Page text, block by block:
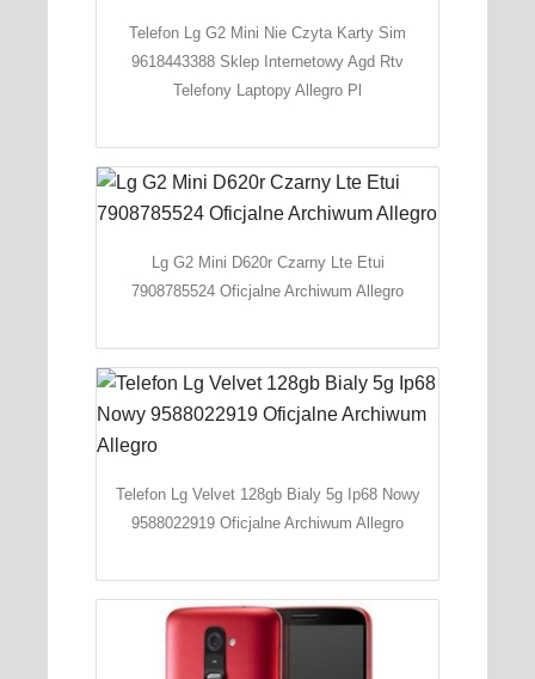
Telefon Lg G2 Mini Nie Czyta Karty Sim
9618443388 Sklep Internetowy Agd Rtv
Telefony Laptopy Allegro Pl
Lg G2 Mini D620r Czarny Lte Etui
7908785524 Oficjalne Archiwum Allegro
Telefon Lg Velvet 128gb Bialy 5g Ip68 Nowy
9588022919 Oficjalne Archiwum Allegro